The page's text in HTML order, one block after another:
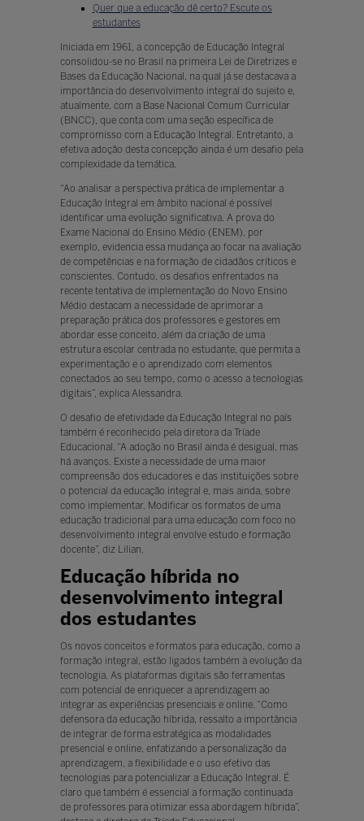
Quer que a educação dê certo? Escute os
estudantes
Iniciada em 1961, a concepção de Educação Integral
consolidou-se no Brasil na primeira Lei de Diretrizes e
Bases da Educação Nacional, na qual já se destacava a
importância do desenvolvimento integral do sujeito e,
atualmente, com a Base Nacional Comum Curricular
(BNCC), que conta com uma seção específica de
compromisso com a Educação Integral. Entretanto, a
efetiva adoção desta concepção ainda é um desafio pela
complexidade da temática.
“Ao analisar a perspectiva prática de implementar a
Educação Integral em âmbito nacional é possível
identificar uma evolução significativa. A prova do
Exame Nacional do Ensino Médio (ENEM), por
exemplo, evidencia essa mudança ao focar na avaliação
de competências e na formação de cidadãos críticos e
conscientes. Contudo, os desafios enfrentados na
recente tentativa de implementação do Novo Ensino
Médio destacam a necessidade de aprimorar a
preparação prática dos professores e gestores em
abordar esse conceito, além da criação de uma
estrutura escolar centrada no estudante, que permita a
experimentação e o aprendizado com elementos
conectados ao seu tempo, como o acesso a tecnologias
digitais”, explica Alessandra.
O desafio de efetividade da Educação Integral no país
também é reconhecido pela diretora da Tríade
Educacional. “A adoção no Brasil ainda é desigual, mas
há avanços. Existe a necessidade de uma maior
compreensão dos educadores e das instituições sobre
o potencial da educação integral e, mais ainda, sobre
como implementar. Modificar os formatos de uma
educação tradicional para uma educação com foco no
desenvolvimento integral envolve estudo e formação
docente”, diz Lilian.
Educação híbrida no
desenvolvimento integral
dos estudantes
Os novos conceitos e formatos para educação, como a
formação integral, estão ligados também à evolução da
tecnologia. As plataformas digitais são ferramentas
com potencial de enriquecer a aprendizagem ao
integrar as experiências presenciais e online. “Como
defensora da educação híbrida, ressalto a importância
de integrar de forma estratégica as modalidades
presencial e online, enfatizando a personalização da
aprendizagem, a flexibilidade e o uso efetivo das
tecnologias para potencializar a Educação Integral. É
claro que também é essencial a formação continuada
de professores para otimizar essa abordagem híbrida”,